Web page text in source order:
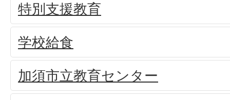
特別支援教育
学校給食
加須市立教育センター